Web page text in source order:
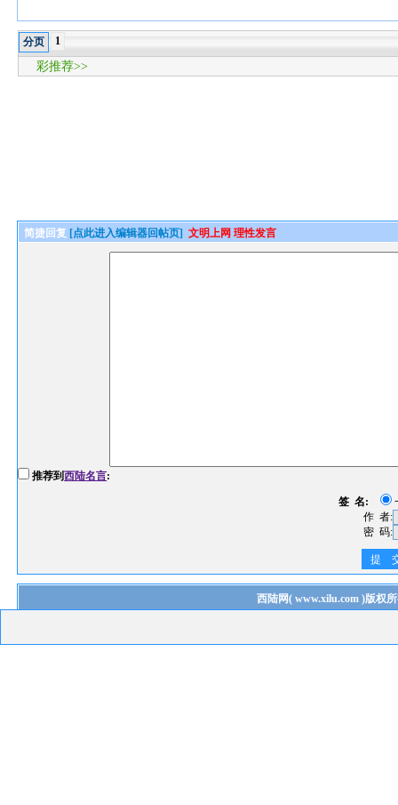
分页 1
彩推荐>>
简捷回复 [点此进入编辑器回帖页] 文明上网 理性发言
推荐到西陆名言:
签 名:
作 者:
密 码:
提
西陆网( www.xilu.com)版权